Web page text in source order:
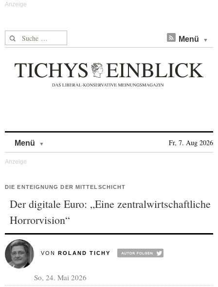
Suche nach: Menü
Menü Fr, 7. Aug 2026
DIE ENTEIGNUNG DER MITTELSCHICHT
Der digitale Euro: „Eine zentralwirtschaftliche
Horrorvision“
VON ROLAND TICHY
So, 24. Mai 2026